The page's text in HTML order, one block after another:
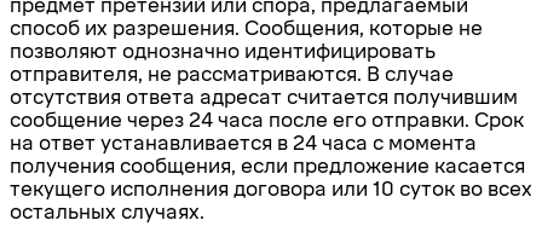
предмет претензий или спора, предлагаемый
способ их разрешения. Сообщения, которые не
позволяют однозначно идентифицировать
отправителя, не рассматриваются. В случае
отсутствия ответа адресат считается получившим
сообщение через 24 часа после его отправки. Срок
на ответ устанавливается в 24 часа с момента
получения сообщения, если предложение касается
текущего исполнения договора или 10 суток во всех
остальных случаях.